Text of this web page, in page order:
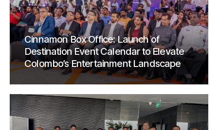
Cinnamon Box Office: Launch of
Destination Event Calendar to Elevate
Colombo’s Entertainment Landscape